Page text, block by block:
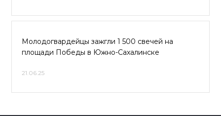
Молодогвардейцы зажгли 1 500 свечей на
площади Победы в Южно-Сахалинске
21.06.25